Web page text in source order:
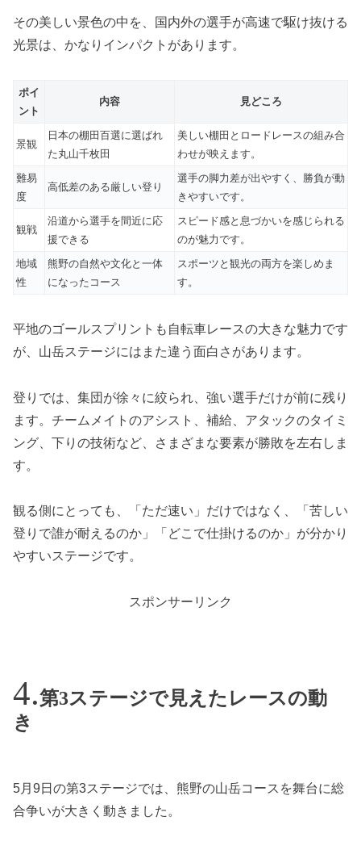
その美しい景色の中を、国内外の選手が高速で駆け抜ける
光景は、かなりインパクトがあります。
ポイ
ント
内容 見どころ
景観
日本の棚田百選に選ばれ
た丸山千枚田
美しい棚田とロードレースの組み合
わせが映えます。
難易
度
高低差のある厳しい登り
選手の脚力差が出やすく、勝負が動
きやすいです。
観戦
沿道から選手を間近に応
援できる
スピード感と息づかいを感じられる
のが魅力です。
地域
性
熊野の自然や文化と一体
になったコース
スポーツと観光の両方を楽しめま
す。
平地のゴールスプリントも自転車レースの大きな魅力です
が、山岳ステージにはまた違う面白さがあります。
登りでは、集団が徐々に絞られ、強い選手だけが前に残り
ます。チームメイトのアシスト、補給、アタックのタイミ
ング、下りの技術など、さまざまな要素が勝敗を左右しま
す。
観る側にとっても、「ただ速い」だけではなく、「苦しい
登りで誰が耐えるのか」「どこで仕掛けるのか」が分かり
やすいステージです。
スポンサーリンク
第3ステージで見えたレースの動
き
5月9日の第3ステージでは、熊野の山岳コースを舞台に総
合争いが大きく動きました。